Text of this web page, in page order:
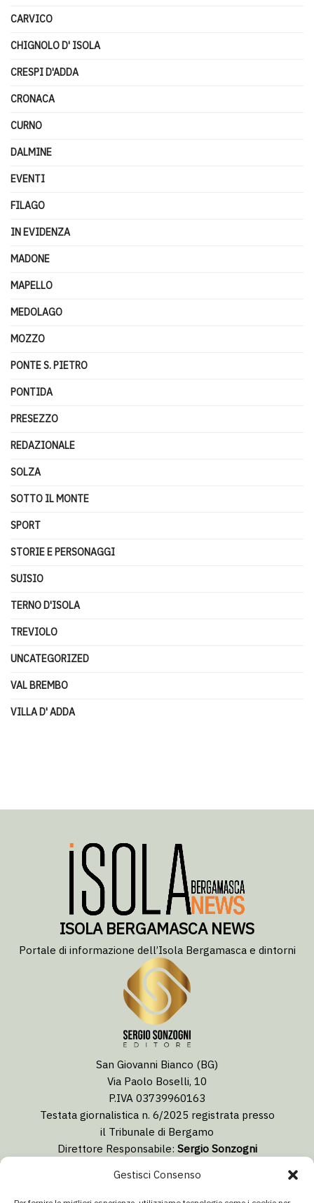
Gestisci Consenso
CARVICO
CHIGNOLO D' ISOLA
CRESPI D'ADDA
CRONACA
CURNO
DALMINE
EVENTI
FILAGO
IN EVIDENZA
MADONE
MAPELLO
MEDOLAGO
MOZZO
PONTE S. PIETRO
PONTIDA
PRESEZZO
REDAZIONALE
SOLZA
SOTTO IL MONTE
SPORT
STORIE E PERSONAGGI
SUISIO
TERNO D'ISOLA
TREVIOLO
UNCATEGORIZED
VAL BREMBO
VILLA D' ADDA
ISOLA BERGAMASCA NEWS
Portale di informazione dell’Isola Bergamasca e dintorni
San Giovanni Bianco (BG)
Via Paolo Boselli, 10
P.IVA 03739960163
Testata giornalistica n. 6/2025 registrata presso
il Tribunale di Bergamo
Direttore Responsabile: Sergio Sonzogni
redazione@isolabergamascanews.it